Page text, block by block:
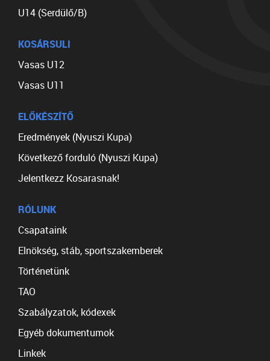
U14 (Serdülő/B)
KOSÁRSULI
Vasas U12
Vasas U11
ELŐKÉSZÍTŐ
Eredmények (Nyuszi Kupa)
Következő forduló (Nyuszi Kupa)
Jelentkezz Kosarasnak!
RÓLUNK
Csapataink
Elnökség, stáb, sportszakemberek
Történetünk
TAO
Szabályzatok, kódexek
Egyéb dokumentumok
Linkek